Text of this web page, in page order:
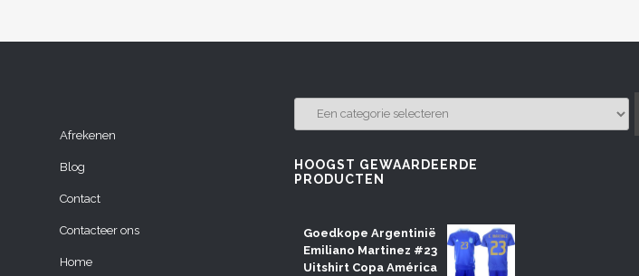
Afrekenen
Blog
Contact
Contacteer ons
Home
EEN
CATEGORIE
SELECTEREN
HOOGST GEWAARDEERDE
PRODUCTEN
Goedkope Argentinië
Emiliano Martinez #23
Uitshirt Copa América